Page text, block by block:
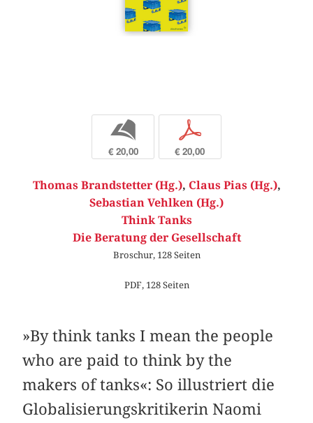
b
€ 20,00
p
€ 20,00
Thomas Brandstetter (Hg.), Claus Pias (Hg.),
Sebastian Vehlken (Hg.)
Think Tanks
Die Beratung der Gesellschaft
Broschur, 128 Seiten
PDF, 128 Seiten
»By think tanks I mean the people
who are paid to think by the
makers of tanks«: So illustriert die
Globalisierungskritikerin Naomi